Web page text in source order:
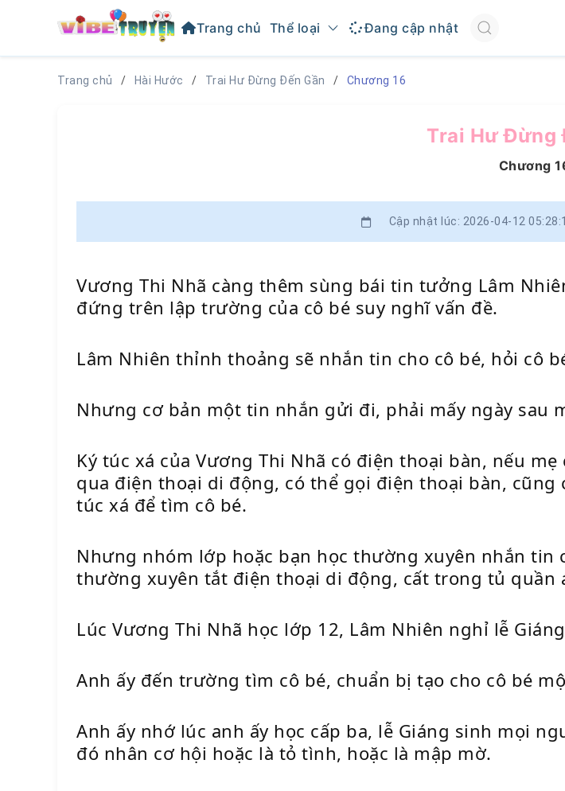
Trang chủ Thể loại Đang cập nhật
Trang chủ Hài Hước Trai Hư Đừng Đến Gần Chương 16
Trai Hư Đừng
Chương
Cập nhật lúc: 2026-04-12
Vương Thi Nhã càng thêm sùng bái tin tưởng Lâm
đứng trên lập trường của cô bé suy nghĩ vấn đề.
Lâm Nhiên thỉnh thoảng sẽ nhắn tin cho cô bé, hỏi cô
Nhưng cơ bản một tin nhắn gửi đi, phải mấy ngày sau
Ký túc xá của Vương Thi Nhã có điện thoại bàn, nếu
qua điện thoại di động, có thể gọi điện thoại bàn,
túc xá để tìm cô bé.
Nhưng nhóm lớp hoặc bạn học thường xuyên nhắn tin
thường xuyên tắt điện thoại di động, cất trong tủ quần
Lúc Vương Thi Nhã học lớp 12, Lâm Nhiên nghỉ lễ
Anh ấy đến trường tìm cô bé, chuẩn bị tạo cho cô bé
Anh ấy nhớ lúc anh ấy học cấp ba, lễ Giáng sinh mọi
đó nhân cơ hội hoặc là tỏ tình, hoặc là mập mờ.